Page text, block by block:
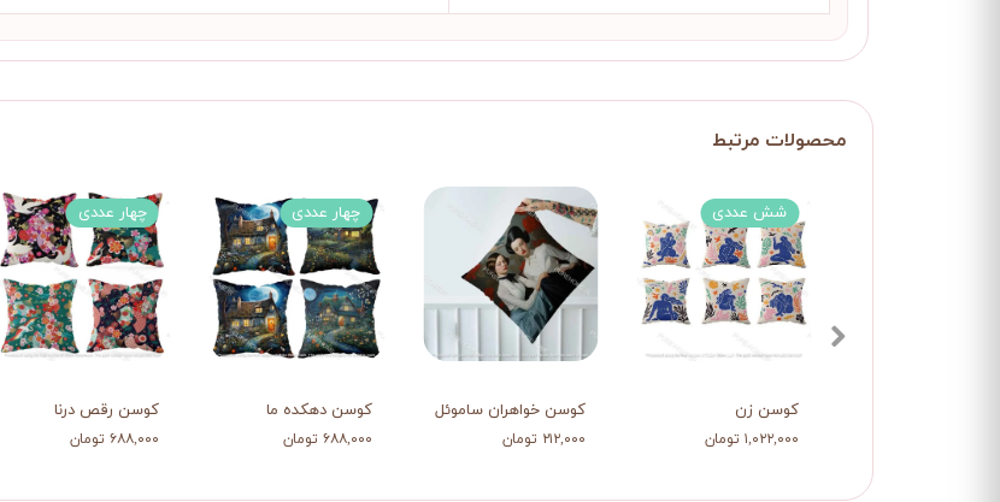
کوسن رقص درنا
۶۸۸,۰۰۰ تومان
چهار عددی
کوسن دهکده ما
۶۸۸,۰۰۰ تومان
چهار عددی
کوسن خواهران ساموئل
۲۱۲,۰۰۰ تومان
کوسن زن
۱,۰۲۲,۰۰۰ تومان
شش عددی